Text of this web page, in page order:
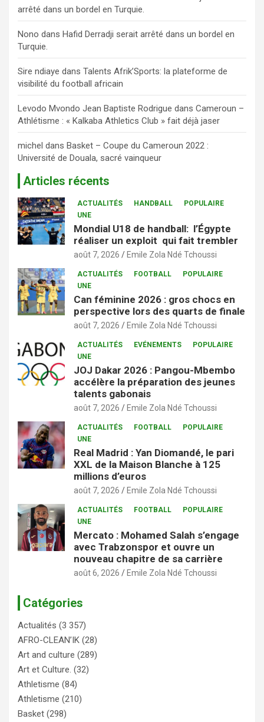
arrêté dans un bordel en Turquie.
Nono dans Hafid Derradji serait arrêté dans un bordel en
Turquie.
Sire ndiaye dans Talents Afrik’Sports: la plateforme de
visibilité du football africain
Levodo Mvondo Jean Baptiste Rodrigue dans Cameroun –
Athlétisme : « Kalkaba Athletics Club » fait déjà jaser
michel dans Basket – Coupe du Cameroun 2022 :
Université de Douala, sacré vainqueur
Articles récents
ACTUALITÉS HANDBALL
POPULAIRE
UNE
Mondial U18 de handball: l’Égypte
réaliser un exploit qui fait trembler
août 7, 2026 Emile Zola Ndé Tchoussi
ACTUALITÉS FOOTBALL
POPULAIRE
UNE
Can féminine 2026 : gros chocs en
perspective lors des quarts de finale
août 7, 2026 Emile Zola Ndé Tchoussi
ACTUALITÉS EVÉNEMENTS
POPULAIRE
UNE
JOJ Dakar 2026 : Pangou-Mbembo
accélère la préparation des jeunes
talents gabonais
août 7, 2026 Emile Zola Ndé Tchoussi
ACTUALITÉS FOOTBALL
POPULAIRE
UNE
Real Madrid : Yan Diomandé, le pari
XXL de la Maison Blanche à 125
millions d’euros
août 7, 2026 Emile Zola Ndé Tchoussi
ACTUALITÉS FOOTBALL
POPULAIRE
UNE
Mercato : Mohamed Salah s’engage
avec Trabzonspor et ouvre un
nouveau chapitre de sa carrière
août 6, 2026 Emile Zola Ndé Tchoussi
Catégories
Actualités (3 357)
AFRO-CLEAN’IK (28)
Art and culture (289)
Art et Culture. (32)
Athletisme (84)
Athletisme (210)
Basket (298)